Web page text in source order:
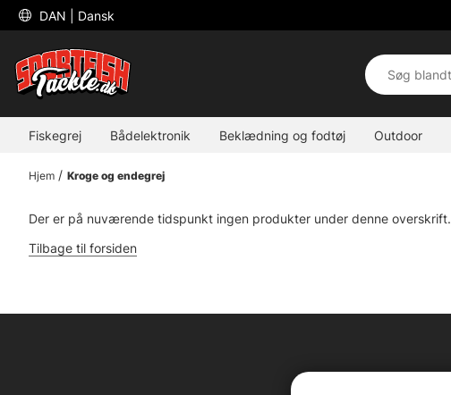
DAN | Dansk
Fiskegrej Bådelektronik Beklædning og fodtøj Outdoor
Hjem Kroge og endegrej
Der er på nuværende tidspunkt ingen produkter under denne overskrift.
Tilbage til forsiden